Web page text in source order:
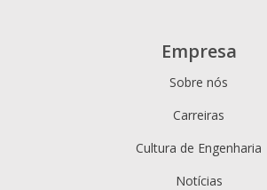
Empresa
Sobre nós
Carreiras
Cultura de Engenharia
Notícias